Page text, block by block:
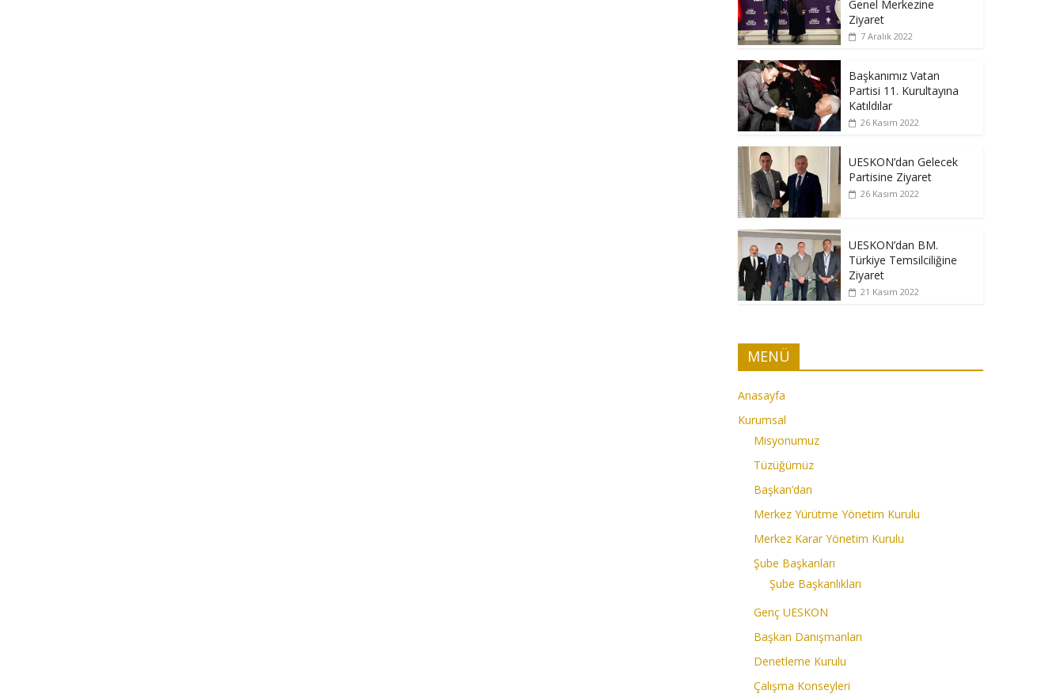
Genel Merkezine
Ziyaret
7 Aralık 2022
Başkanımız Vatan
Partisi 11. Kurultayına
Katıldılar
26 Kasım 2022
UESKON’dan Gelecek
Partisine Ziyaret
26 Kasım 2022
UESKON’dan BM.
Türkiye Temsilciliğine
Ziyaret
21 Kasım 2022
MENÜ
Anasayfa
Kurumsal
Misyonumuz
Tüzüğümüz
Başkan’dan
Merkez Yürütme Yönetim Kurulu
Merkez Karar Yönetim Kurulu
Şube Başkanları
Şube Başkanlıkları
Genç UESKON
Başkan Danışmanları
Denetleme Kurulu
Çalışma Konseyleri